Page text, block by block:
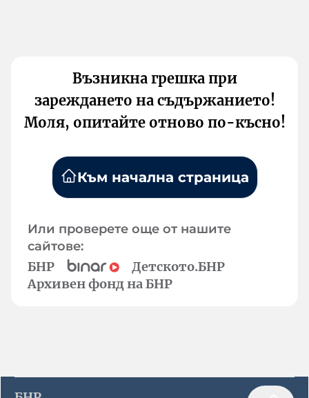
Възникна грешка при
зареждането на съдържанието!
Моля, опитайте отново по-късно!
Към начална страница
Или проверете още от нашите
сайтове:
БНР
Детското.БНР
Архивен фонд на БНР